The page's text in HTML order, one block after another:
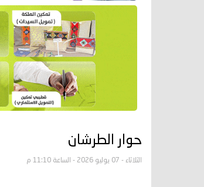
حوار الطرشان
الثلاثاء - 07 يوليو 2026 - الساعة 11:10 م